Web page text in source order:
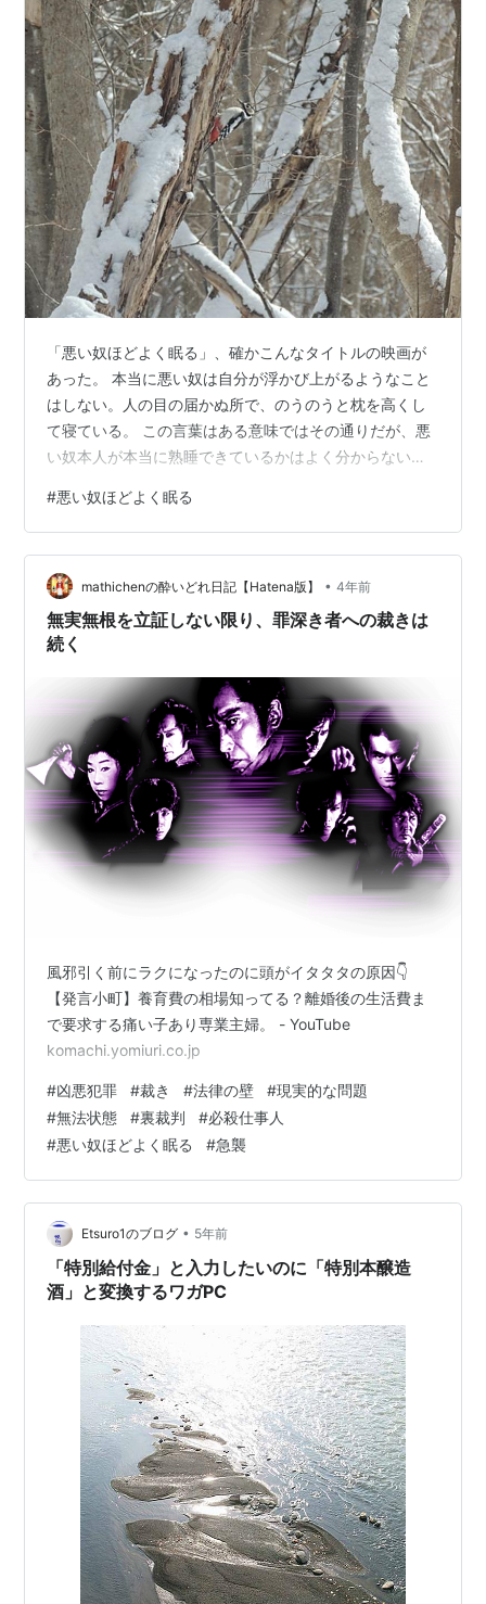
「悪い奴ほどよく眠る」、確かこんなタイトルの映画が
あった。 本当に悪い奴は自分が浮かび上がるようなこと
はしない。人の目の届かぬ所で、のうのうと枕を高くし
て寝ている。 この言葉はある意味ではその通りだが、悪
い奴本人が本当に熟睡できているかはよく分からない。
るのだろう。 そんなことを考えたら、「市井の平凡な暮
らし」の方がよほど平穏に暮らせる。 似たような表現で
「悪い奴ほど出世する」という言葉もある。 最近の傾向
として、謙虚とかけ離れたナルシスト型リーダー（俗に
いう悪い奴）が幅を利かせている。 プーチンしかり、ト
ランプなどはその最たるものだろう。 …
#悪い奴ほどよく眠る
mathichenの酔いどれ日記【Hatena版】 • 4年前
無実無根を立証しない限り、罪深き者への裁きは
続く
風邪引く前にラクになったのに頭がイタタタの原因👇
【発言小町】養育費の相場知ってる？離婚後の生活費ま
で要求する痛い子あり専業主婦。 - YouTube
komachi.yomiuri.co.jp
#凶悪犯罪 #裁き #法律の壁 #現実的な問題
#無法状態 #裏裁判 #必殺仕事人
#悪い奴ほどよく眠る #急襲
Etsuro1のブログ • 5年前
「特別給付金」と入力したいのに「特別本醸造
酒」と変換するワガPC